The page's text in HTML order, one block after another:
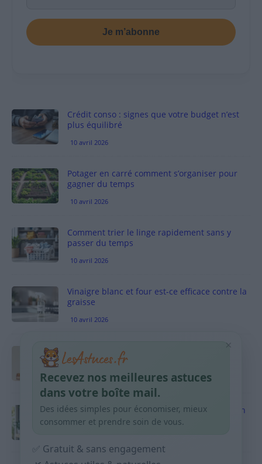
Je m’abonne
Crédit conso : signes que votre budget n’est
plus équilibré
10 avril 2026
Potager en carré comment s’organiser pour
gagner du temps
10 avril 2026
Comment trier le linge rapidement sans y
passer du temps
10 avril 2026
Vinaigre blanc et four est-ce efficace contre la
graisse
10 avril 2026
Taches pigmentaires : routine simple +
habitudes qui aident
9 avril 2026
Produits ménagers : comment économiser en
courses sans acheter 10 sprays
×
Recevez nos meilleures astuces
dans votre boîte mail.
Des idées simples pour économiser, mieux
consommer et prendre soin de vous.
✅ Gratuit & sans engagement